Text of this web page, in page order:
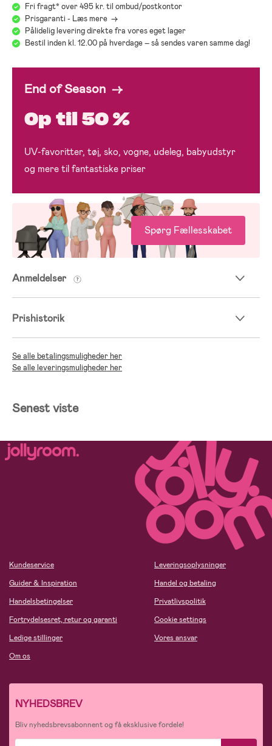
Fri fragt* over 495 kr. til ombud/postkontor
Prisgaranti - Læs mere ->
Pålidelig levering direkte fra vores eget lager
Bestil inden kl. 12.00 på hverdage – så sendes varen samme dag!
End of Season →
Op til 50 %
UV-favoritter, tøj, sko, vogne, udeleg, babyudstyr
og mere til fantastiske priser
Spørg Fællesskabet
Anmeldelser
Prishistorik
Se alle betalingsmuligheder her
Se alle leveringsmuligheder her
Senest viste
Kundeservice
Guider & Inspiration
Handelsbetingelser
Fortrydelsesret, retur og garanti
Ledige stillinger
Om os
Leveringsoplysninger
Handel og betaling
Privatlivspolitik
Cookie settings
Vores ansvar
NYHEDSBREV
Bliv nyhedsbrevsabonnent og få eksklusive fordele!